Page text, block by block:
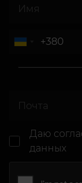
Даю
данных